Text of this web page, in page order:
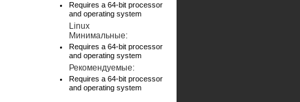
Requires a 64-bit processor
and operating system
Linux
Минимальные:
Requires a 64-bit processor
and operating system
Рекомендуемые:
Requires a 64-bit processor
and operating system